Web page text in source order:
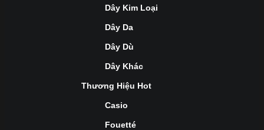
Dây Kim Loại
Dây Da
Dây Dù
Dây Khác
Thương Hiệu Hot
Casio
Fouetté